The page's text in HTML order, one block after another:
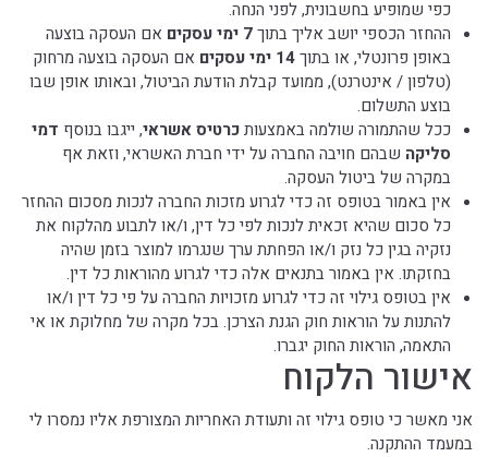
כפי שמופיע בחשבונית, לפני הנחה.
ההחזר הכספי יושב אליך בתוך7 ימי עסקים
אם העסקה בוצעה
באופן פרונטלי, או בתוך14 ימי עסקים
אם העסקה בוצעה מרחוק
(טלפון / אינטרנט), ממועד קבלת הודעת הביטול, ובאותו אופן שבו
בוצע התשלום.
ככל שהתמורה שולמה באמצעותכרטיס אשראי, ייגבו בנוסף דמי
סליקה שבהם חויבה החברה על ידי חברת האשראי, וזאת אף
במקרה של ביטול העסקה.
אין באמור בטופס זה כדי לגרוע מזכות החברה לנכות מסכום ההחזר
כל סכום שהיא זכאית לנכות לפי כל דין, ו/או לתבוע מהלקוח את
נזקיה בגין כל נזק ו/או הפחתת ערך שנגרמו למוצר בזמן שהיה
בחזקתו. אין באמור בתנאים אלה כדי לגרוע מהוראות כל דין.
אין בטופס גילוי זה כדי לגרוע מזכויות החברה על פי כל דין ו/או
להתנות על הוראות חוק הגנת הצרכן. בכל מקרה של מחלוקת או אי
התאמה, הוראות החוק יגברו.
אישור הלקוח
אני מאשר כי טופס גילוי זה ותעודת האחריות המצורפת אליו נמסרו לי
במעמד ההתקנה.